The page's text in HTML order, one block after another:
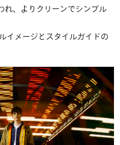
、よりクリーンでシンプル
イメージとスタイルガイドの